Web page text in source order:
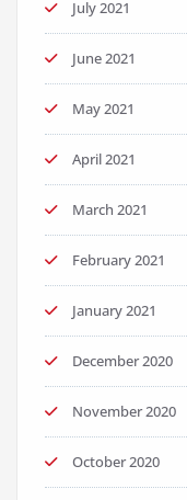
July 2021
June 2021
May 2021
April 2021
March 2021
February 2021
January 2021
December 2020
November 2020
October 2020